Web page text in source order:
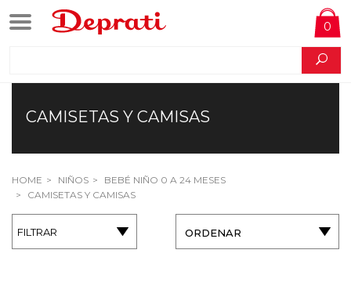
0
CAMISETAS Y CAMISAS
HOME NIÑOS
BEBÉ NIÑO 0 A 24 MESES
CAMISETAS Y CAMISAS
FILTRAR ORDENAR